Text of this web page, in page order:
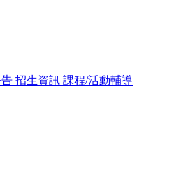
招生資訊 課程/活動輔導